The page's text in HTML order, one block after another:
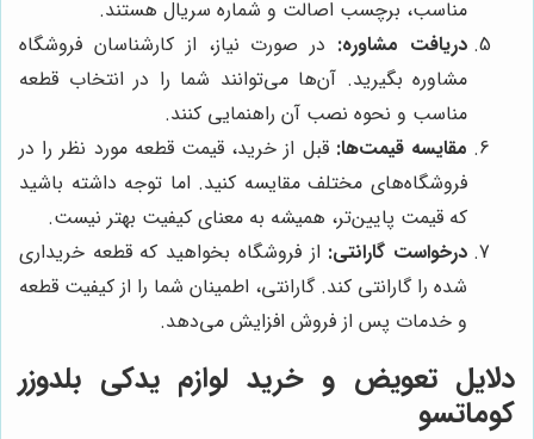
مناسب، برچسب اصالت و شماره سریال هستند.
دریافت مشاوره: در صورت نیاز، از کارشناسان فروشگاه
مشاوره بگیرید. آن‌ها می‌توانند شما را در انتخاب قطعه
مناسب و نحوه نصب آن راهنمایی کنند.
مقایسه قیمت‌ها: قبل از خرید، قیمت قطعه مورد نظر را در
فروشگاه‌های مختلف مقایسه کنید. اما توجه داشته باشید
که قیمت پایین‌تر، همیشه به معنای کیفیت بهتر نیست.
درخواست گارانتی: از فروشگاه بخواهید که قطعه خریداری
شده را گارانتی کند. گارانتی، اطمینان شما را از کیفیت قطعه
و خدمات پس از فروش افزایش می‌دهد.
دلایل تعویض و خرید لوازم یدکی بلدوزر
کوماتسو